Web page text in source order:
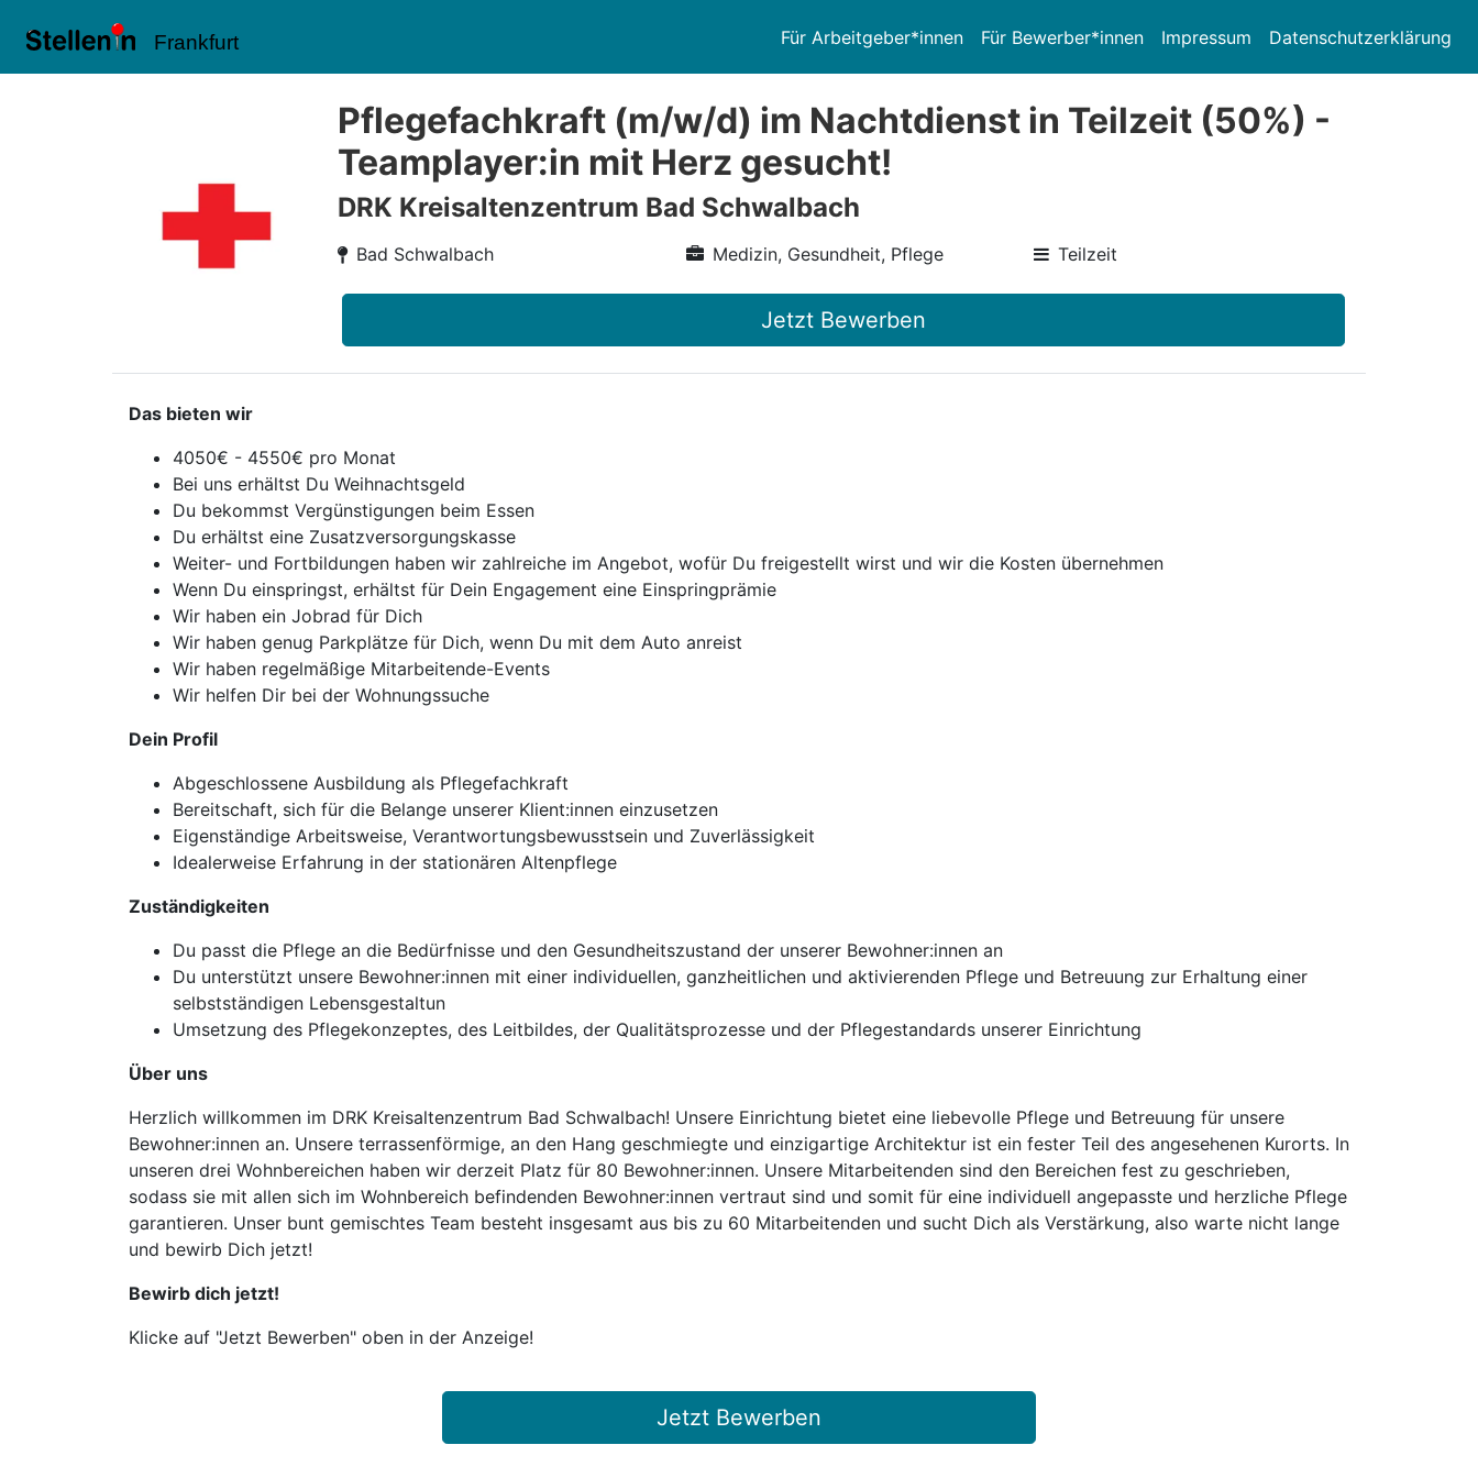
Frankfurt Für Arbeitgeber*innen Für Bewerber*innen Impressum Datenschutzerklärung
Pflegefachkraft (m/w/d) im Nachtdienst in Teilzeit (50%) -
Teamplayer:in mit Herz gesucht!
DRK Kreisaltenzentrum Bad Schwalbach
Bad Schwalbach Medizin, Gesundheit, Pflege Teilzeit
Jetzt Bewerben
Das bieten wir
4050€ - 4550€ pro Monat
Bei uns erhältst Du Weihnachtsgeld
Du bekommst Vergünstigungen beim Essen
Du erhältst eine Zusatzversorgungskasse
Weiter- und Fortbildungen haben wir zahlreiche im Angebot, wofür Du freigestellt wirst und wir die Kosten übernehmen
Wenn Du einspringst, erhältst für Dein Engagement eine Einspringprämie
Wir haben ein Jobrad für Dich
Wir haben genug Parkplätze für Dich, wenn Du mit dem Auto anreist
Wir haben regelmäßige Mitarbeitende-Events
Wir helfen Dir bei der Wohnungssuche
Dein Profil
Abgeschlossene Ausbildung als Pflegefachkraft
Bereitschaft, sich für die Belange unserer Klient:innen einzusetzen
Eigenständige Arbeitsweise, Verantwortungsbewusstsein und Zuverlässigkeit
Idealerweise Erfahrung in der stationären Altenpflege
Zuständigkeiten
Du passt die Pflege an die Bedürfnisse und den Gesundheitszustand der unserer Bewohner:innen an
Du unterstützt unsere Bewohner:innen mit einer individuellen, ganzheitlichen und aktivierenden Pflege und Betreuung zur Erhaltung einer
selbstständigen Lebensgestaltun
Umsetzung des Pflegekonzeptes, des Leitbildes, der Qualitätsprozesse und der Pflegestandards unserer Einrichtung
Über uns
Herzlich willkommen im DRK Kreisaltenzentrum Bad Schwalbach! Unsere Einrichtung bietet eine liebevolle Pflege und Betreuung für unsere
Bewohner:innen an. Unsere terrassenförmige, an den Hang geschmiegte und einzigartige Architektur ist ein fester Teil des angesehenen Kurorts. In
unseren drei Wohnbereichen haben wir derzeit Platz für 80 Bewohner:innen. Unsere Mitarbeitenden sind den Bereichen fest zu geschrieben,
sodass sie mit allen sich im Wohnbereich befindenden Bewohner:innen vertraut sind und somit für eine individuell angepasste und herzliche Pflege
garantieren. Unser bunt gemischtes Team besteht insgesamt aus bis zu 60 Mitarbeitenden und sucht Dich als Verstärkung, also warte nicht lange
und bewirb Dich jetzt!
Bewirb dich jetzt!
Klicke auf "Jetzt Bewerben" oben in der Anzeige!
Jetzt Bewerben